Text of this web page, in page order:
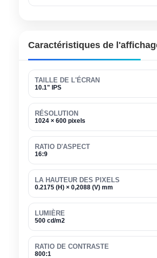
Caractéristiques de
TAILLE DE L'ÉCRAN
10.1" IPS
RÉSOLUTION
1024 × 600 pixels
RATIO D'ASPECT
16:9
LA HAUTEUR DES PIXELS
0.2175 (H) × 0,2088 (V) mm
LUMIÈRE
500 cd/m2
RATIO DE CONTRASTE
800:1